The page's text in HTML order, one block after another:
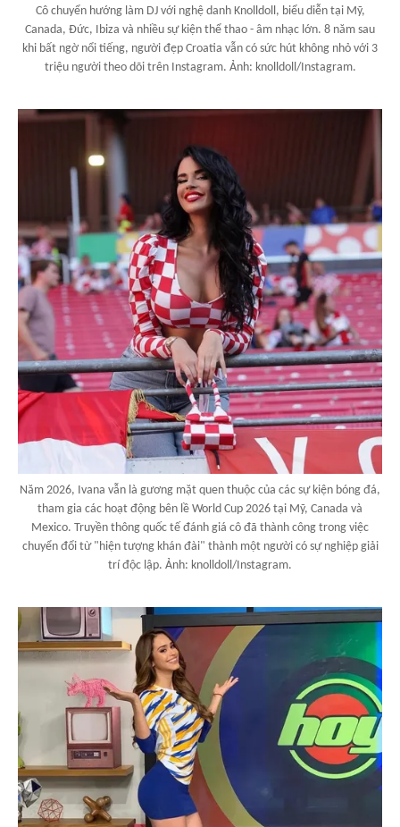
Cô chuyển hướng làm DJ với nghệ danh Knolldoll, biểu diễn tại Mỹ,
Canada, Đức, Ibiza và nhiều sự kiện thể thao - âm nhạc lớn. 8 năm sau
khi bất ngờ nổi tiếng, người đẹp Croatia vẫn có sức hút không nhỏ với 3
triệu người theo dõi trên Instagram. Ảnh: knolldoll/Instagram.
Năm 2026, Ivana vẫn là gương mặt quen thuộc của các sự kiện bóng đá,
tham gia các hoạt động bên lề World Cup 2026 tại Mỹ, Canada và
Mexico. Truyền thông quốc tế đánh giá cô đã thành công trong việc
chuyển đổi từ "hiện tượng khán đài" thành một người có sự nghiệp giải
trí độc lập. Ảnh: knolldoll/Instagram.